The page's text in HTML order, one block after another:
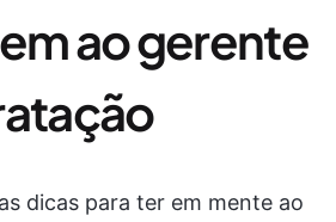
ao gerente
dicas para ter em mente ao